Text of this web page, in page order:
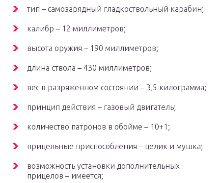
тип – самозарядный гладкоствольный карабин;
калибр – 12 миллиметров;
высота оружия – 190 миллиметров;
длина ствола – 430 миллиметров;
вес в разряженном состоянии – 3,5 килограмма;
принцип действия – газовый двигатель;
количество патронов в обойме – 10+1;
прицельные приспособления – целик и мушка;
возможность установки дополнительных
прицелов – имеется;